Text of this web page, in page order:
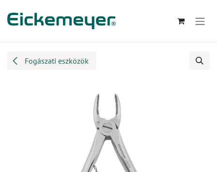
Fogászati eszközök